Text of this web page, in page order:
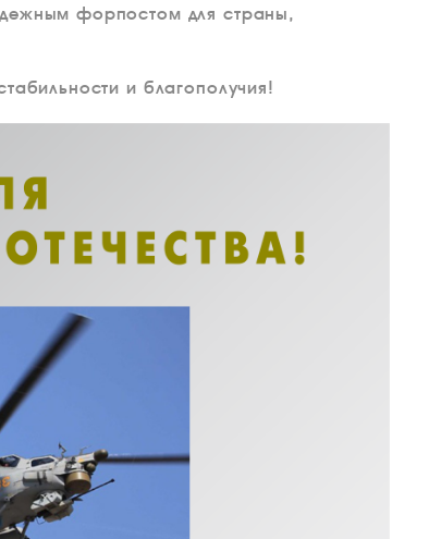
форпостом для страны,
и благополучия!